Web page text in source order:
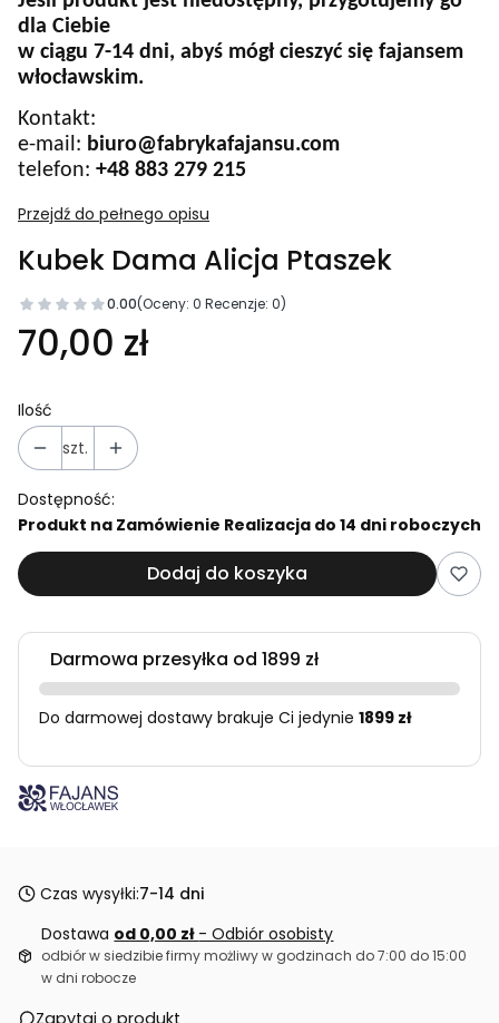
dla Ciebie
w ciągu 7-14 dni, abyś mógł cieszyć się fajansem
włocławskim.
Kontakt:
e-mail: biuro@fabrykafajansu.com
telefon: +48 883 279 215
Przejdź do pełnego opisu
Kubek Dama Alicja Ptaszek
0.00(Oceny: 0 Recenzje: 0)
Cena
70,00 zł
Ilość
szt.
Dostępność:
Produkt na Zamówienie Realizacja do 14 dni roboczych
Dodaj do koszyka
Darmowa przesyłka od 1899 zł
Do darmowej dostawy brakuje Ci jedynie 1899 zł
Czas wysyłki:7-14 dni
Dostawa od 0,00 zł - Odbiór osobisty
odbiór w siedzibie firmy możliwy w godzinach do 7:00 do 15:00
w dni robocze
Zapytaj o produkt